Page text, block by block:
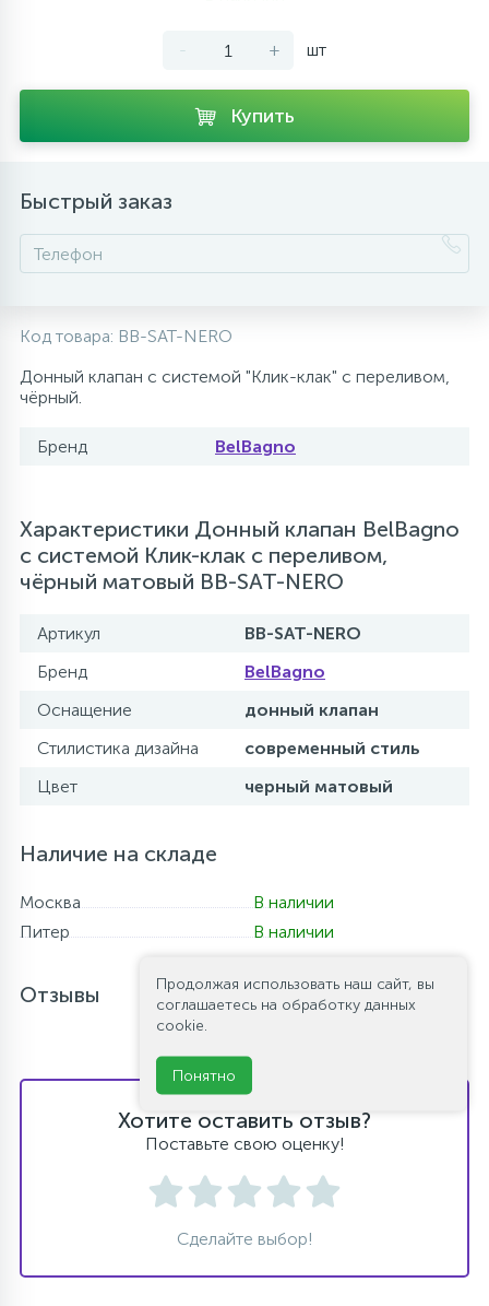
- + шт
Купить
Быстрый заказ
Код товара: BB-SAT-NERO
Донный клапан с системой "Клик-клак" с переливом,
чёрный.
Бренд BelBagno
Характеристики Донный клапан BelBagno
с системой Клик-клак с переливом,
чёрный матовый BB-SAT-NERO
Артикул
BB-SAT-NERO
Бренд
BelBagno
Оснащение
донный клапан
Стилистика дизайна
современный стиль
Цвет
черный матовый
Наличие на складе
Москва
В наличии
Питер
В наличии
Отзывы
Хотите оставить отзыв?
Поставьте свою оценку!
Сделайте выбор!
Продолжая использовать наш сайт, вы
соглашаетесь на обработку данных
cookie.
Понятно